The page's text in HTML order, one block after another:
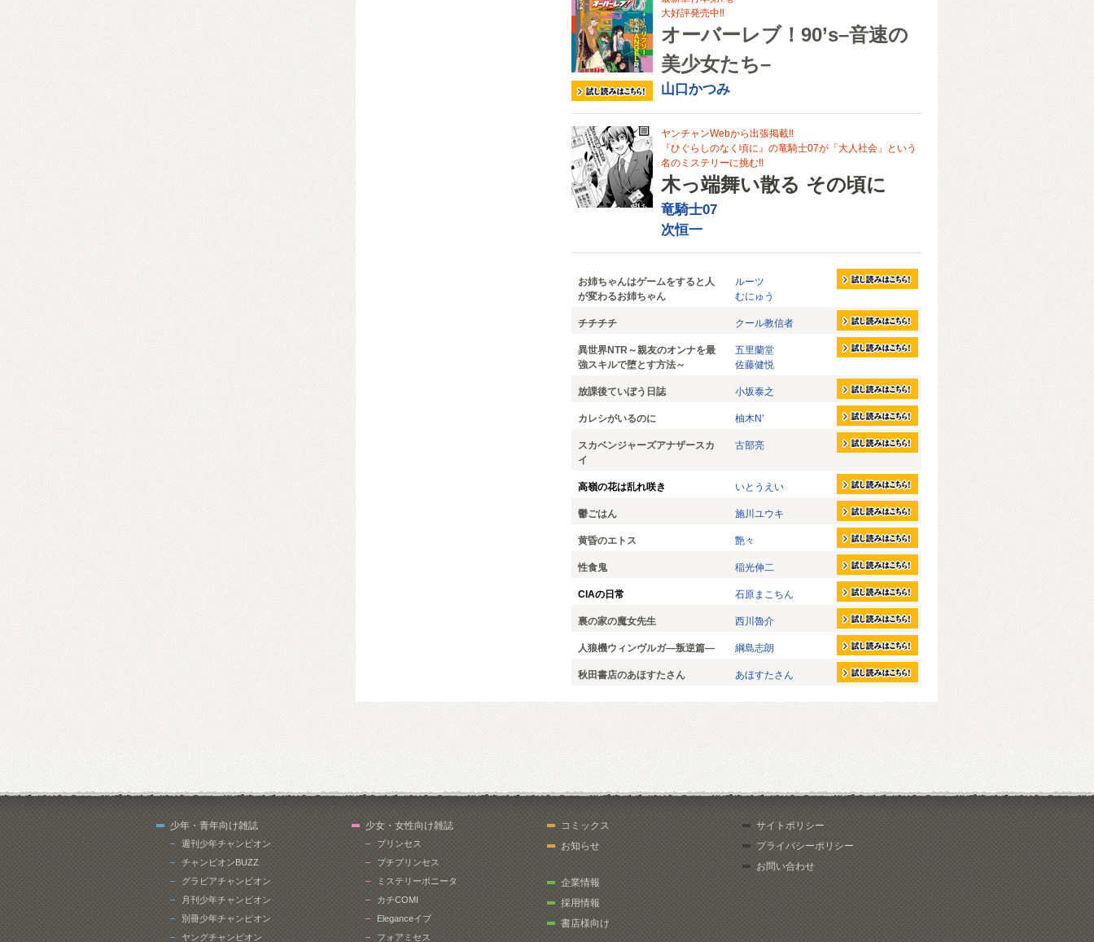
大好評発売中‼
オーバーレブ！90’s–音速の
美少女たち–
山口かつみ
ヤンチャンWebから出張掲載‼
『ひぐらしのなく頃に』の竜騎士07が「大人社会」という
名のミステリーに挑む‼
木っ端舞い散る その頃に
竜騎士07
次恒一
お姉ちゃんはゲームをすると人
が変わるお姉ちゃん
ルーツ
むにゅう
チチチチ クール教信者
異世界NTR～親友のオンナを最
強スキルで堕とす方法～
五里蘭堂
佐藤健悦
放課後ていぼう日誌 小坂泰之
カレシがいるのに 柚木N’
スカベンジャーズアナザースカ
イ
古部亮
高嶺の花は乱れ咲き いとうえい
鬱ごはん 施川ユウキ
黄昏のエトス 艶々
性食鬼 稲光伸二
CIAの日常 石原まこちん
裏の家の魔女先生 西川魯介
人狼機ウィンヴルガ―叛逆篇― 綱島志朗
秋田書店のあほすたさん あほすたさん
少年・青年向け雑誌
週刊少年チャンピオン
チャンピオンBUZZ
グラビアチャンピオン
月刊少年チャンピオン
別冊少年チャンピオン
ヤングチャンピオン
少女・女性向け雑誌
プリンセス
プチプリンセス
ミステリーボニータ
カチCOMI
Eleganceイブ
フォアミセス
コミックス
お知らせ
企業情報
採用情報
書店様向け
サイトポリシー
プライバシーポリシー
お問い合わせ